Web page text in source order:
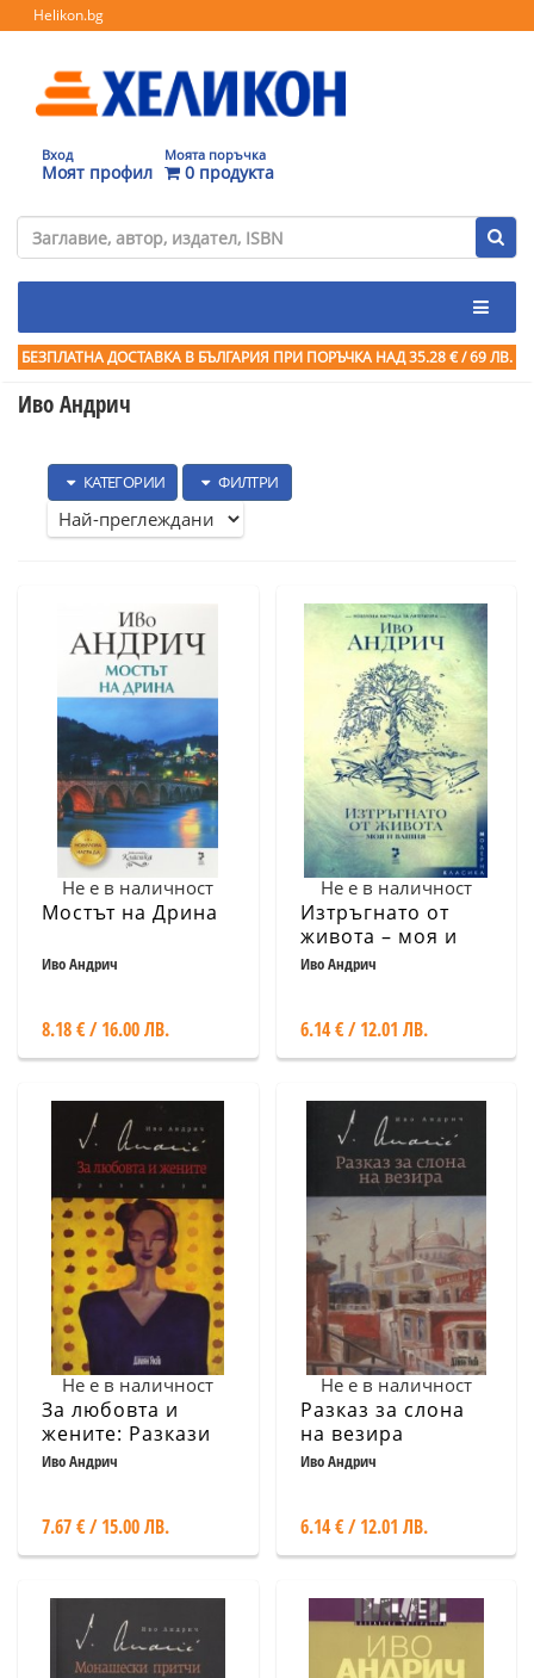
Helikon.bg
Вход
Моят профил
Моята поръчка
0 продукта
БЕЗПЛАТНА ДОСТАВКА В БЪЛГАРИЯ ПРИ ПОРЪЧКА НАД 35.28 € / 69 ЛВ.
Иво Андрич
КАТЕГОРИИ ФИЛТРИ
Не е в наличност
Мостът на Дрина
Иво Андрич
8.18 € / 16.00 ЛВ.
Не е в наличност
Изтръгнато от
живота – моя и
вашия
Иво Андрич
6.14 € / 12.01 ЛВ.
Не е в наличност
За любовта и
жените: Разкази
Иво Андрич
7.67 € / 15.00 ЛВ.
Не е в наличност
Разказ за слона
на везира
Иво Андрич
6.14 € / 12.01 ЛВ.